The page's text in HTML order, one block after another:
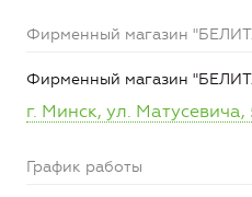
Фирменный магазин
Фирменный магазин
г. Минск, ул. Матусевича,
График работы